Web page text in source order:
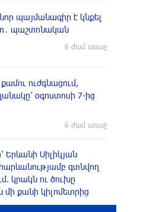
պայմանագիր է կնքել
պաշտոնական
6 ժամ առաջ
ուժգնացում,
օգոստոսի 7-ից
6 ժամ առաջ
Երևանի Սիլիկյան
գտնվող
կրակն ու ծուխը
մի քանի կիլոմետրից